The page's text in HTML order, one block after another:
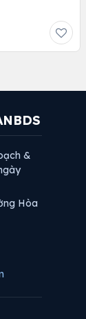
&
Hòa